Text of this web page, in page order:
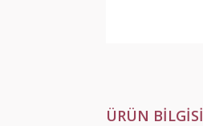
ÜRÜN BILGISI